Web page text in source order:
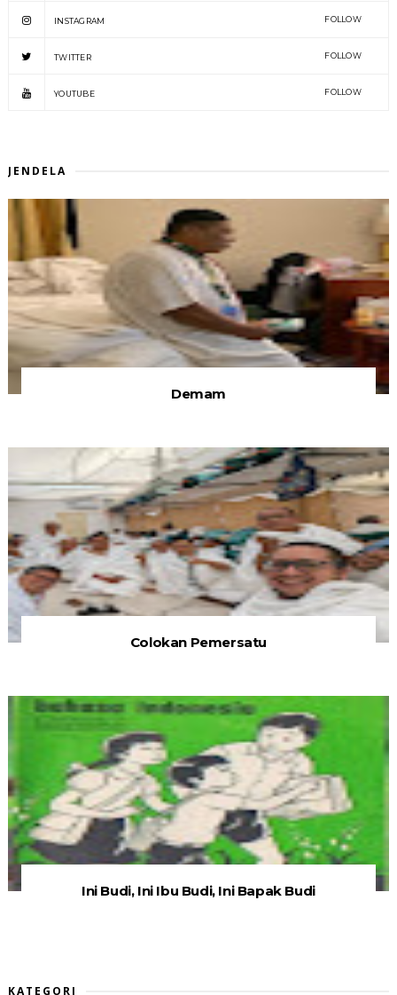
INSTAGRAM FOLLOW
TWITTER FOLLOW
YOUTUBE FOLLOW
JENDELA
Demam
Colokan Pemersatu
Ini Budi, Ini Ibu Budi, Ini Bapak Budi
KATEGORI